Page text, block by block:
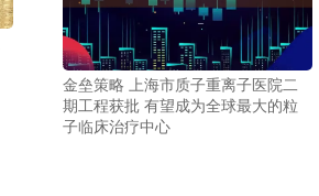
金垒策略 上海市质子重离子医院二
期工程获批 有望成为全球最大的粒
子临床治疗中心